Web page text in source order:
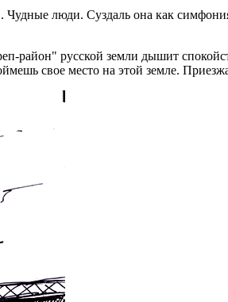
люди. Суздаль она как
район" русской земли дышит
свое место на этой земле.